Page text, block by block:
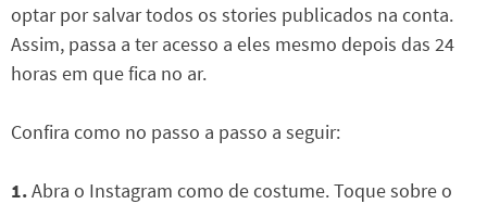
optar por salvar todos os stories publicados na conta.
Assim, passa a ter acesso a eles mesmo depois das 24
horas em que fica no ar.
Confira como no passo a passo a seguir:
1.Abra o Instagram como de costume. Toque sobre o